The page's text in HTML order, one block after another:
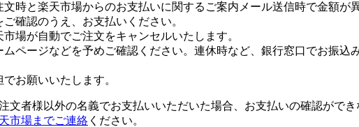
時と楽天市場からのお支払いに関するご案内メール送信時で金額が
確認のうえ、お支払いください。
場が自動でご注文をキャンセルいたします。
ページなどを予めご確認ください。連休時など、銀行窓口でお振込
お願いいたします。
者様以外の名義でお支払いいただいた場合、お支払いの確認ができ
市場までご連絡 ください。